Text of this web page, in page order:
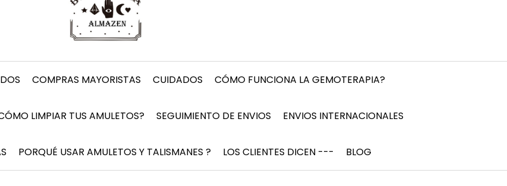
COMPRAS MAYORISTAS CUIDADOS CÓMO FUNCIONA LA GEMOTERAPIA?
LIMPIAR TUS AMULETOS? SEGUIMIENTO DE ENVIOS ENVIOS INTERNACIONALES
PORQUÉ USAR AMULETOS Y TALISMANES ? LOS CLIENTES DICEN --- BLOG